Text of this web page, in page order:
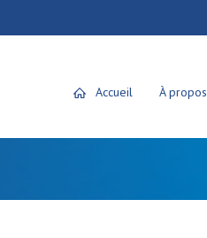
Accueil À propos